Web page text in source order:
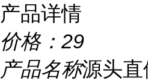
产品详情
价格： 29
产品名称源头直